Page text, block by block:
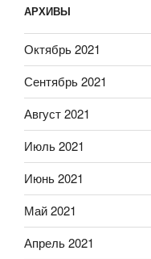
АРХИВЫ
Октябрь 2021
Сентябрь 2021
Август 2021
Июль 2021
Июнь 2021
Май 2021
Апрель 2021